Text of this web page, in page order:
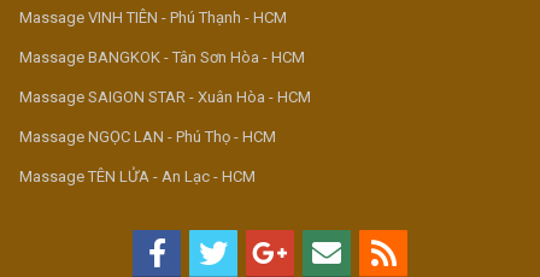
Massage VINH TIÊN - Phú Thạnh - HCM
Massage BANGKOK - Tân Sơn Hòa - HCM
Massage SAIGON STAR - Xuân Hòa - HCM
Massage NGỌC LAN - Phú Thọ - HCM
Massage TÊN LỬA - An Lạc - HCM